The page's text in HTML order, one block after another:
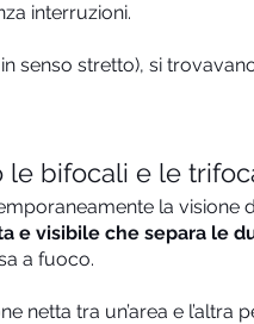
interruzioni.
senso stretto), si
le bifocali e le
la visione
e visibile che separa le
a fuoco.
netta tra un’area e l’altra